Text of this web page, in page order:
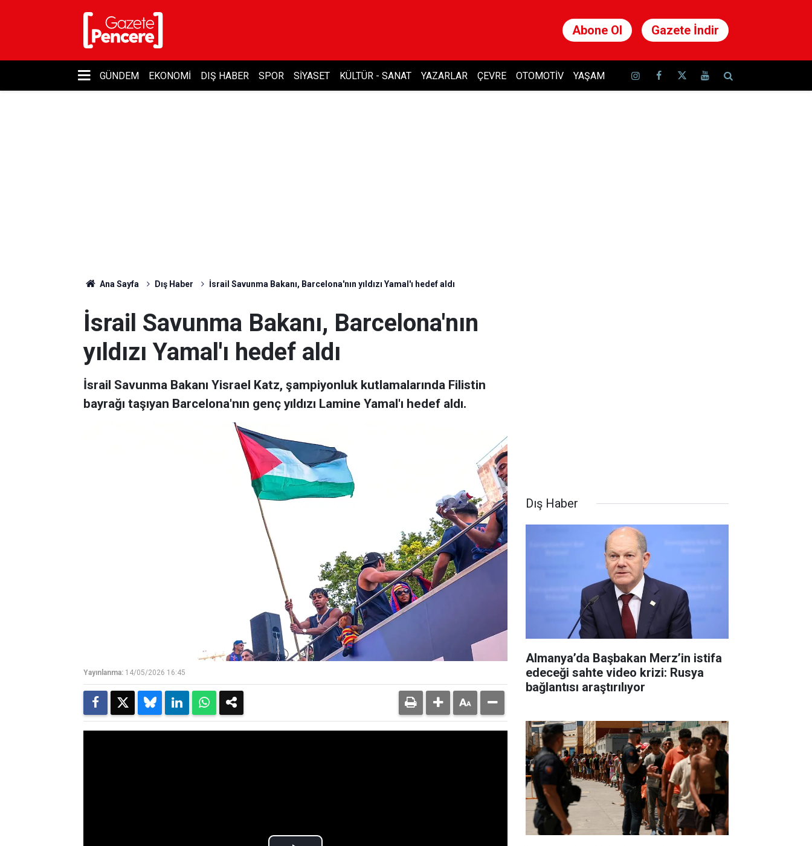
Abone Ol Gazete İndir
GÜNDEM EKONOMI DIŞ HABER SPOR SIYASET KÜLTÜR - SANAT YAZARLAR ÇEVRE OTOMOTIV YAŞAM
Ana Sayfa Dış Haber İsrail Savunma Bakanı, Barcelona'nın yıldızı Yamal'ı hedef aldı
İsrail Savunma Bakanı, Barcelona'nın
yıldızı Yamal'ı hedef aldı
İsrail Savunma Bakanı Yisrael Katz, şampiyonluk kutlamalarında Filistin
bayrağı taşıyan Barcelona'nın genç yıldızı Lamine Yamal'ı hedef aldı.
Yayınlanma: 14/05/2026 16:45
Dış Haber
Almanya’da Başbakan Merz’in istifa
edeceği sahte video krizi: Rusya
bağlantısı araştırılıyor